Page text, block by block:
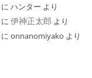
に ハンター より
に 伊神正太郎 より
に onnanomiyako より